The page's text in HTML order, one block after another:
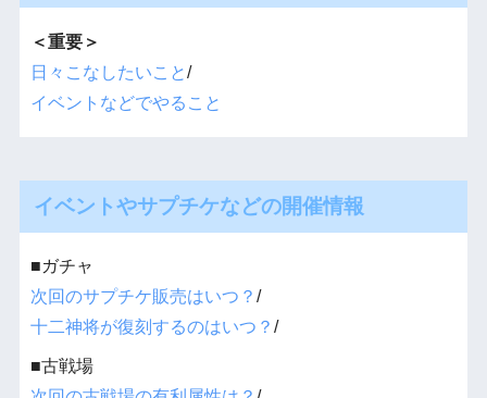
＜重要＞
日々こなしたいこと/
イベントなどでやること
イベントやサプチケなどの開催情報
■ガチャ
次回のサプチケ販売はいつ？ /
十二神将が復刻するのはいつ？ /
■古戦場